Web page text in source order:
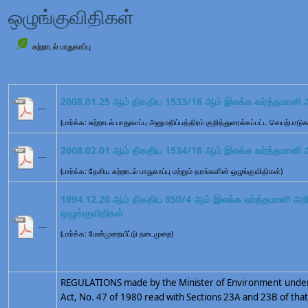
ஒழுங்குவிதிகள்
சுற்றாடல் பாதுகாப்பு
--- 2008.01.25 ஆம் திகதிய 1533/16 ஆம் இலக்க வர்த்தமானி
(பார்க்க: சுற்றாடல் பாதுகாப்பு அனுமதிப்பத்திரம் குறித்துரைக்கப்பட்ட
--- 2008.02.01 ஆம் திகதிய 1534/18 ஆம் இலக்க வர்த்தமானி
(பார்க்க: தேசிய சுற்றாடல் பாதுகாப்பு மற்றும் தரங்களின் ஒழுங்குவிதிகள்)
---
1994.12.20 ஆம் திகதிய 850/4 ஆம் இலக்க வர்த்தமானி
ஒழுங்குவிதிகள்
(பார்க்க: மேன்முறையீட்டு நடைமுறை)
REGULATIONS made by the Minister of Environment
Act, No. 47 of 1980 read with Sections 23A and 23B of